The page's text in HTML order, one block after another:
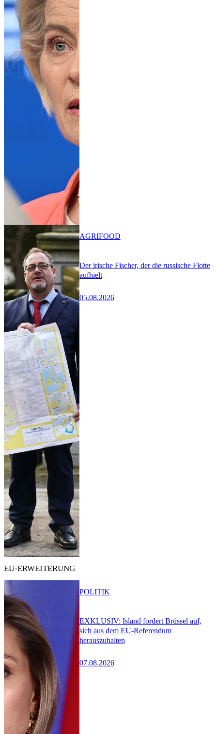
Der irische Fischer, der die russische Flotte
aufhielt
05.08.2026
AGRIFOOD
EU-ERWEITERUNG
EXKLUSIV: Island fordert Brüssel auf,
sich aus dem EU-Referendum
herauszuhalten
07.08.2026
POLITIK